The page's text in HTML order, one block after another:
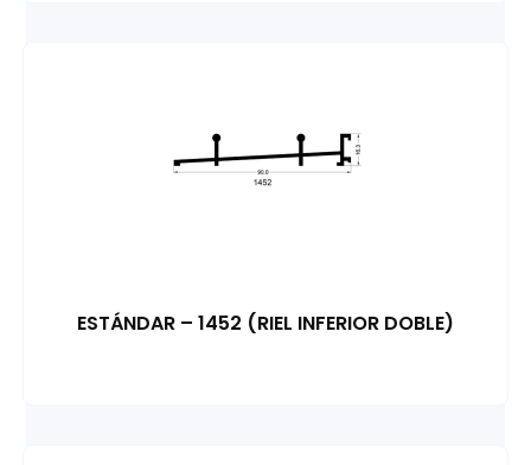
ESTÁNDAR – 1452 (RIEL INFERIOR DOBLE)